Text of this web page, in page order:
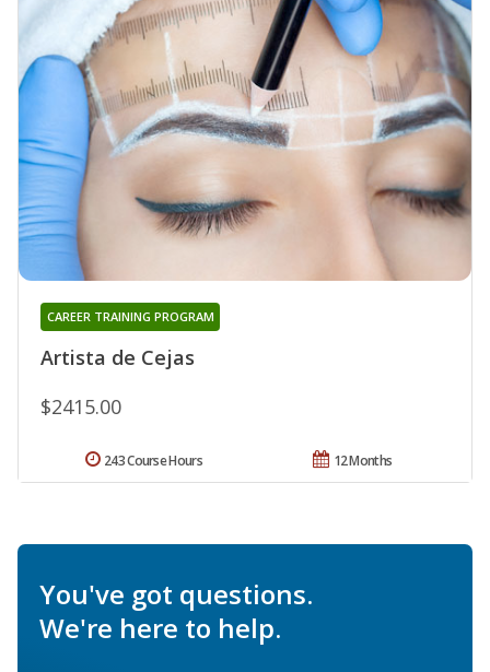
Artista de Cejas
CAREER TRAINING PROGRAM
$2415.00
12 Months
243 Course Hours
You've got questions.
We're here to help.